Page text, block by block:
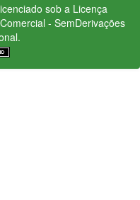
sob a Licença
- SemDerivações